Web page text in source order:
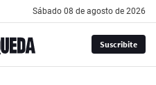
sábado 08 de agosto de 2026
Suscribite